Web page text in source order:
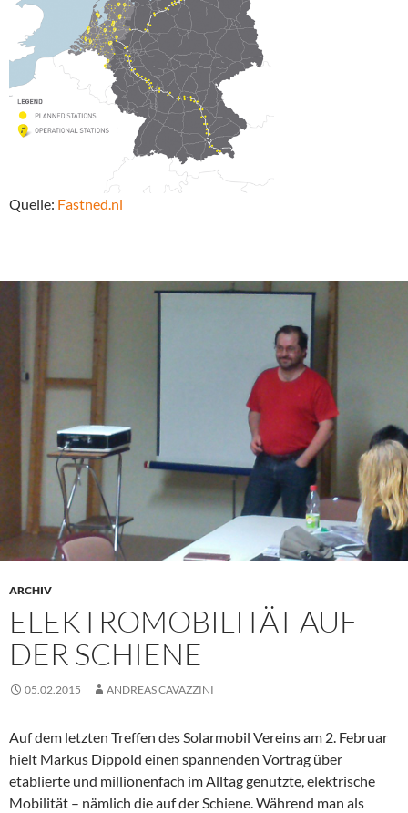
Quelle: Fastned.nl
ARCHIV
ELEKTROMOBILITÄT AUF
DER SCHIENE
05.02.2015 ANDREAS CAVAZZINI
Auf dem letzten Treffen des Solarmobil Vereins am 2. Februar
hielt Markus Dippold einen spannenden Vortrag über
etablierte und millionenfach im Alltag genutzte, elektrische
Mobilität – nämlich die auf der Schiene. Während man als